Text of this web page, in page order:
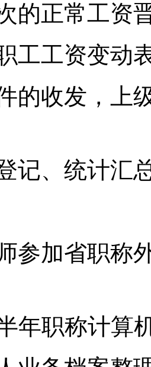
的正常工资
工工资变动
的收发，上
记、统计汇
参加省职称
年职称计算